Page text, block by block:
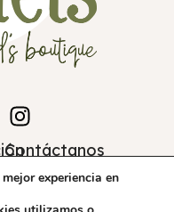
Contáctanos
Correo:experiencia en